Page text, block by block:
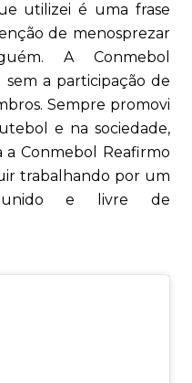
utilizei é uma frase
de menosprezar
A Conmebol
sem a participação de
Sempre promovi
e na sociedade,
a Conmebol Reafirmo
trabalhando por um
e livre de